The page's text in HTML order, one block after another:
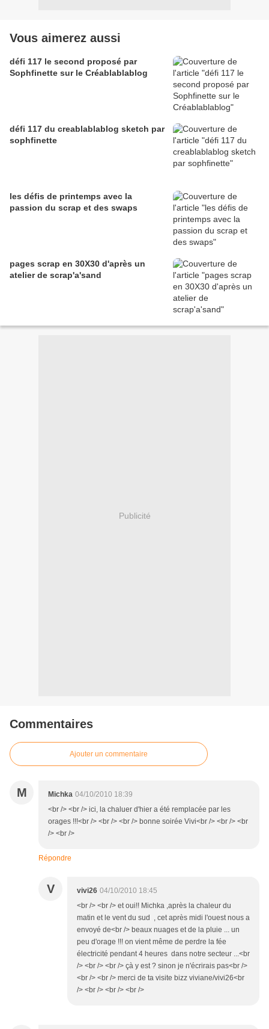
Vous aimerez aussi
défi 117 le second proposé par
Sophfinette sur le Créablablablog
défi 117 du creablablablog sketch par
sophfinette
les défis de printemps avec la
passion du scrap et des swaps
pages scrap en 30X30 d'après un
atelier de scrap'a'sand
Publicité
Commentaires
Ajouter un commentaire
M Michka 04/10/2010 18:39
<br /> <br /> ici, la chaluer d'hier a été remplacée par les
orages !!!<br /> <br /> <br /> bonne soirée Vivi<br /> <br /> <br
/> <br />
Répondre
V vivi26 04/10/2010 18:45
<br /> <br /> et oui!! Michka ,après la chaleur du
matin et le vent du sud , cet après midi l'ouest nous a
envoyé de<br /> beaux nuages et de la pluie ... un
peu d'orage !!! on vient même de perdre la fée
électricité pendant 4 heures dans notre secteur ...<br
/> <br /> <br /> çà y est ? sinon je n'écrirais pas<br />
<br /> <br /> merci de ta visite bizz viviane/vivi26<br
/> <br /> <br /> <br />